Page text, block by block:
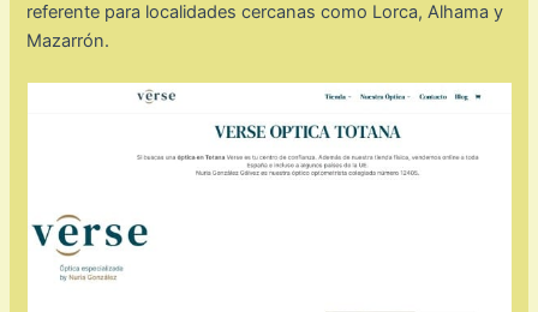
referente para localidades cercanas como Lorca, Alhama y
Mazarrón.